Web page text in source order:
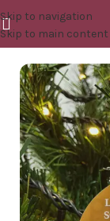
Skip to navigation
Skip to main content